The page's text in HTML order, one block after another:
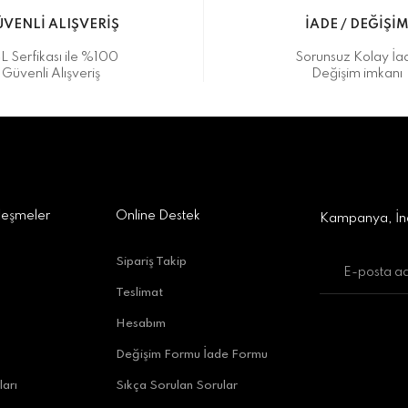
Antalya
ALIŞVERİŞ
Serfikası ile %100
Güvenli Alışveriş
İADE / DEĞİŞİM
Sorunsuz Kolay
Değişim imkanı
Online Destek
Sipariş Takip
Teslimat
Hesabım
Değişim Formu İade Formu
Sıkça Sorulan Sorular
Kampanya,